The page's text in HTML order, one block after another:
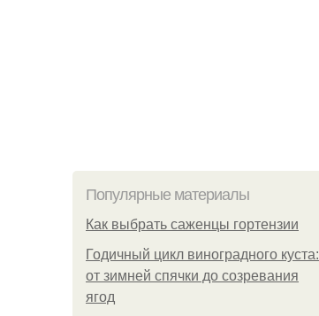
Популярные материалы
Как выбрать саженцы гортензии
Годичный цикл виноградного куста:
от зимней спячки до созревания
ягод